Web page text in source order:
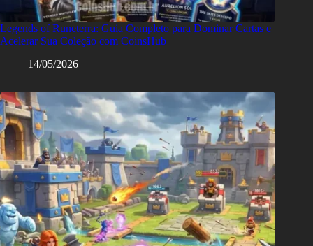
Legends of Runeterra: Guia Completo para Dominar Cartas e
Acelerar Sua Coleção com CoinsHub
14/05/2026